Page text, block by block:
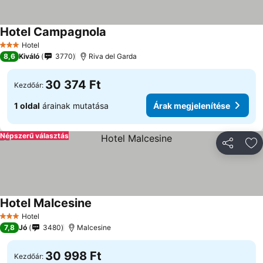
3 Kategória
Hotel
Hotel Campagnola
8,6 Kiváló 3770 Riva del Garda
Kezdőár: 30 374 Ft
1 oldal árainak mutatása Árak megjelenítése
Népszerű választás
3 Kategória
Hotel
Hotel Malcesine
7,8 Jó 3480 Malcesine
Kezdőár: 30 998 Ft